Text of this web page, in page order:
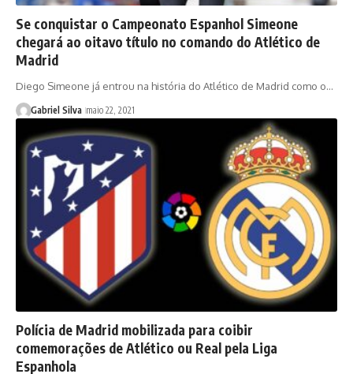
Se conquistar o Campeonato Espanhol Simeone
chegará ao oitavo título no comando do Atlético de
Madrid
Diego Simeone já entrou na história do Atlético de Madrid como o…
Gabriel Silva maio 22, 2021
Polícia de Madrid mobilizada para coibir
comemorações de Atlético ou Real pela Liga
Espanhola